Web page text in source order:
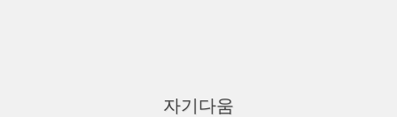
자기다움